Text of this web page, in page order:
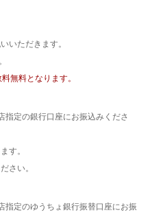
いただきます。
無料となります。
指定の銀行口座にお振込みくださ
す。
さい。
指定のゆうちょ銀行振替口座にお振